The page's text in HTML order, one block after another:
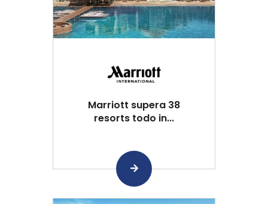
Marriott supera 38
resorts todo in...